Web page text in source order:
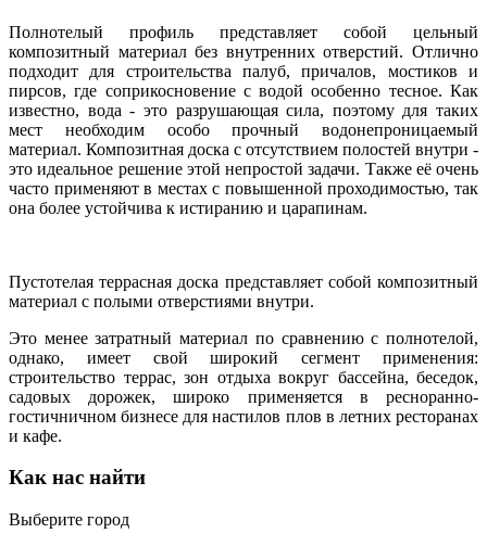
Полнотелый профиль представляет собой цельный
композитный материал без внутренних отверстий. Отлично
подходит для строительства палуб, причалов, мостиков и
пирсов, где соприкосновение с водой особенно тесное. Как
известно, вода - это разрушающая сила, поэтому для таких
мест необходим особо прочный водонепроницаемый
материал. Композитная доска с отсутствием полостей внутри -
это идеальное решение этой непростой задачи. Также её очень
часто применяют в местах с повышенной проходимостью, так
она более устойчива к истиранию и царапинам.
Пустотелая террасная доска представляет собой композитный
материал с полыми отверстиями внутри.
Это менее затратный материал по сравнению с полнотелой,
однако, имеет свой широкий сегмент применения:
строительство террас, зон отдыха вокруг бассейна, беседок,
садовых дорожек, широко применяется в ресноранно-
гостичничном бизнесе для настилов плов в летних ресторанах
и кафе.
Как нас найти
Выберите город